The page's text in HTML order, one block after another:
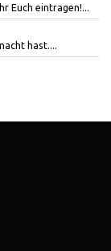
Euch eintragen!...
hast....